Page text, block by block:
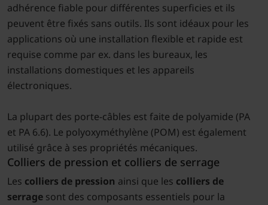
adhérence fiable pour différentes superficies et ils
peuvent être fixés sans outils. Ils sont idéaux pour les
applications où une installation flexible et rapide est
requise comme par ex. dans les bureaux, les
installations domestiques et les appareils
électroniques.
La plupart des porte-câbles est faite de polyamide (PA
et PA 6.6). Le polyoxyméthylène (POM) est également
utilisé grâce à ses propriétés mécaniques.
Colliers de pression et colliers de serrage
Les colliers de pression ainsi que les colliers de
serragesont des composants essentiels pour la